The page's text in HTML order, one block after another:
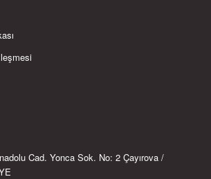
Cad. Yonca Sok. No: 2 Çayırova /